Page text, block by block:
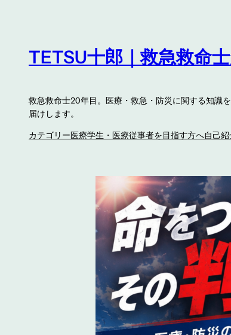
TETSU十郎｜救急救命
救急救命士20年目。医療・救急・防災に関する知識
届けします。
カテゴリー医療学生・医療従事者を目指す方へ自己